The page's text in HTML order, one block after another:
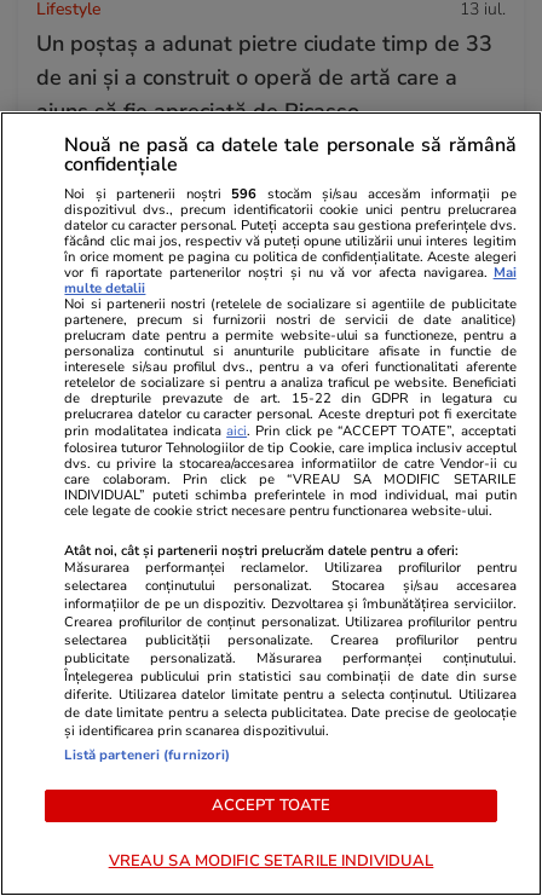
Lifestyle 13 iul.
Un poștaș a adunat pietre ciudate timp de 33
de ani și a construit o operă de artă care a
ajuns să fie apreciată de Picasso
Horoscop 12 iul.
Luna Nouă din 14 iulie în zodia Racului, un nou
început pentru suflet, familie și viața de acasă
Lifestyle 13:40
Ce este săpunul de Marsilia și la
ce se folosește
Lifestyle
De ce
se audă
Nouă ne pasă ca datele tale personale să rămână
confidențiale
Noi și partenerii noștri 596 stocăm și/sau accesăm informații pe
dispozitivul dvs., precum identificatorii cookie unici pentru prelucrarea
datelor cu caracter personal. Puteți accepta sau gestiona preferințele dvs.
făcând clic mai jos, respectiv vă puteți opune utilizării unui interes legitim
în orice moment pe pagina cu politica de confidențialitate. Aceste alegeri
vor fi raportate partenerilor noștri și nu vă vor afecta navigarea. Mai
multe detalii
Noi si partenerii nostri (retelele de socializare si agentiile de publicitate
partenere, precum si furnizorii nostri de servicii de date analitice)
prelucram date pentru a permite website-ului sa functioneze, pentru a
personaliza continutul si anunturile publicitare afisate in functie de
interesele si/sau profilul dvs., pentru a va oferi functionalitati aferente
retelelor de socializare si pentru a analiza traficul pe website. Beneficiati
de drepturile prevazute de art. 15-22 din GDPR in legatura cu
prelucrarea datelor cu caracter personal. Aceste drepturi pot fi exercitate
prin modalitatea indicataaici. Prin click pe “ACCEPT TOATE”, acceptati
folosirea tuturor Tehnologiilor de tip Cookie, care implica inclusiv acceptul
dvs. cu privire la stocarea/accesarea informatiilor de catre Vendor-ii cu
care colaboram. Prin click pe “VREAU SA MODIFIC SETARILE
INDIVIDUAL” puteti schimba preferintele in mod individual, mai putin
cele legate de cookie strict necesare pentru functionarea website-ului.
Atât noi, cât și partenerii noștri prelucrăm datele pentru a oferi:
Măsurarea performanței reclamelor. Utilizarea profilurilor pentru
selectarea conținutului personalizat. Stocarea și/sau accesarea
informațiilor de pe un dispozitiv. Dezvoltarea și îmbunătățirea serviciilor.
Crearea profilurilor de conținut personalizat. Utilizarea profilurilor pentru
selectarea publicității personalizate. Crearea profilurilor pentru
publicitate personalizată. Măsurarea performanței conținutului.
Înțelegerea publicului prin statistici sau combinații de date din surse
diferite. Utilizarea datelor limitate pentru a selecta conținutul. Utilizarea
de date limitate pentru a selecta publicitatea. Date precise de geolocație
și identificarea prin scanarea dispozitivului.
Listă parteneri (furnizori)
ACCEPT TOATE
VREAU SA MODIFIC SETARILE INDIVIDUAL